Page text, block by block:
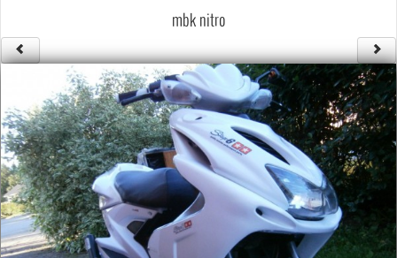
Uudet ajoneuvot
Uudet kuvat
Uudet videot
Uudet kommentit
MYYDÄÄN
Haku
Ohjeet
Ajoneuvot
Osat
TIETOPANKKI
TAPAHTUMAT
mbk nitro